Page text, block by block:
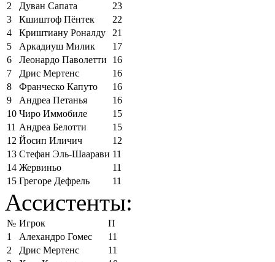
2
Дуван Сапата
23
3
Кшиштоф Пёнтек
22
4
Криштиану Роналду
21
5
Аркадиуш Милик
17
6
Леонардо Паволетти
16
7
Дрис Мертенс
16
8
Франческо Капуто
16
9
Андреа Петанья
16
10 Чиро Иммобиле
15
11 Андреа Белотти
15
12 Йосип Иличич
12
13 Стефан Эль-Шаарави 11
14 Жервиньо
11
15 Грегоре Дефрель 11
Ассистенты:
№ Игрок
П
1
Алехандро Гомес
11
2
Дрис Мертенс
11